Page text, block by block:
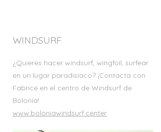
WINDSURF
¿Quieres hacer windsurf, wingfoil, surfear
en un lugar paradisíaco? ¡Contacta con
Fabrice en el centro de Windsurf de
Bolonia!
www.boloniawindsurf.center